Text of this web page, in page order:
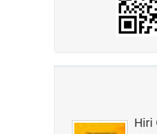
Hiri